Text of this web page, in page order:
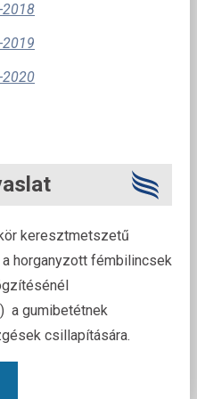
2018
2020
keresztmetszetű
horganyzott fémbilincsek
a gumibetétnek
csillapítására.